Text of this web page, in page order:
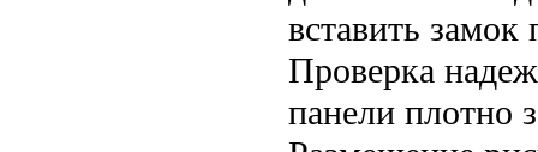
вставить
Проверка
панели плотно